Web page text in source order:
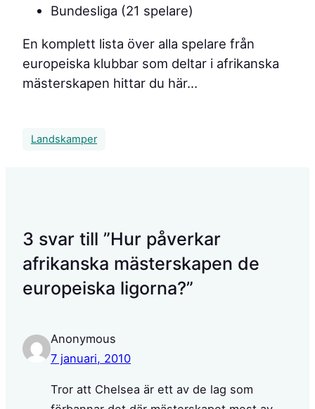
Bundesliga (21 spelare)
En komplett lista över alla spelare från
europeiska klubbar som deltar i afrikanska
mästerskapen hittar du här…
Landskamper
3 svar till ”Hur påverkar
afrikanska mästerskapen de
europeiska ligorna?”
Anonymous
7 januari, 2010
Tror att Chelsea är ett av de lag som